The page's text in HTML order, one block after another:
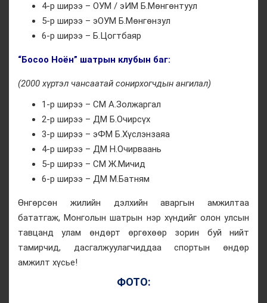
4-р ширээ – ОУМ / эИМ Б.Мөнгөнтуул
5-р ширээ – эОУМ Б.Мөнгөнзул
6-р ширээ – Б.Цогтбаяр
“Босоо Ноён” шатрын клубын баг:
(2000 хүртэл чансаатай сонирхогчдын ангилал)
1-р ширээ – СМ А.Золжаргал
2-р ширээ – ДМ Б.Очирсүх
3-р ширээ – эФМ Б.Хүслэнзаяа
4-р ширээ – ДМ Н.Очирваань
5-р ширээ – СМ Ж.Мичид
6-р ширээ – ДМ М.Батням
Өнгөрсөн жилийн дэлхийн аваргын амжилтаа
бататгаж, Монголын шатрын нэр хүндийг олон улсын
тавцанд улам өндөрт өргөхөөр зорин буй нийт
тамирчид, дасгалжуулагчиддаа спортын өндөр
амжилт хүсье!
ФОТО: